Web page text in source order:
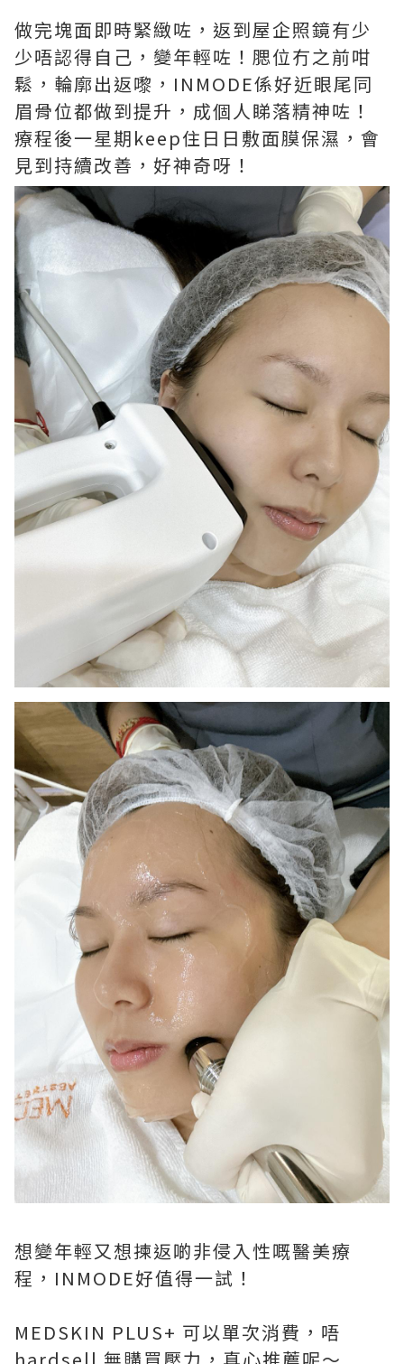
做完塊面即時緊緻咗，返到屋企照鏡有少
少唔認得自己，變年輕咗！腮位冇之前咁
鬆，輪廓出返嚟，INMODE係好近眼尾同
眉骨位都做到提升，成個人睇落精神咗！
療程後一星期keep住日日敷面膜保濕，會
見到持續改善，好神奇呀！
想變年輕又想揀返啲非侵入性嘅醫美療
程，INMODE好值得一試！
MEDSKIN PLUS+ 可以單次消費，唔
hardsell 無購買壓力，真心推薦呢～